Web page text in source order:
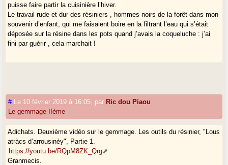
puisse faire partir la cuisinière l’hiver.
Le travail rude et dur des résiniers , hommes noirs de la forêt dans mon
souvenir d’enfant, qui me faisaient boire en la filtrant l’eau qui s’était
déposée sur la résine dans les pots quand j’avais la coqueluche : j’ai
fini par guérir , cela marchait !
# Le 10 février 2019 à 16:05 par Ric dou Piaou
Le gemmage IIème
Adichats. Deuxième vidéo sur le gemmage. Les outils du résinier, "Lous
atràcs d’arrousinèy", Partie 1.
https://youtu.be/RQpM8ZK_Qrg
Granmecis.